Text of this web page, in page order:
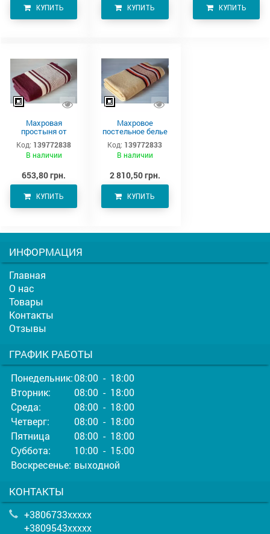
КУПИТЬ КУПИТЬ КУПИТЬ
Махровая
простыня от
производителя
Аватон (220х190)
Код: 139772838
В наличии
653,80 грн.
КУПИТЬ
Махровое
постельное белье
220х190 см
Код: 139772833
В наличии
2 810,50 грн.
КУПИТЬ
ИНФОРМАЦИЯ
Главная
О нас
Товары
Контакты
Отзывы
ГРАФИК РАБОТЫ
Понедельник:08:00 - 18:00
Вторник:
08:00 - 18:00
Среда:
08:00 - 18:00
Четверг:
08:00 - 18:00
Пятница
08:00 - 18:00
Суббота:
10:00 - 15:00
Воскресенье: выходной
КОНТАКТЫ
+3806733xxxxx
+3809543xxxxx